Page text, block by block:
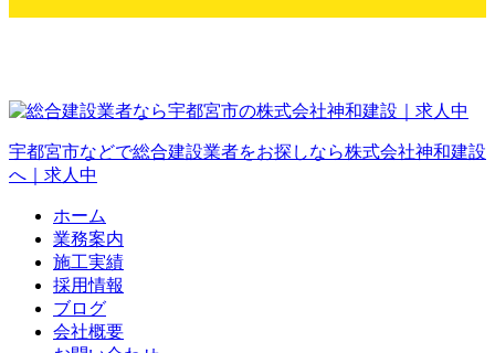
宇都宮市などで総合建設業者をお探しなら株式会社神和建設
へ｜求人中
ホーム
業務案内
施工実績
採用情報
ブログ
会社概要